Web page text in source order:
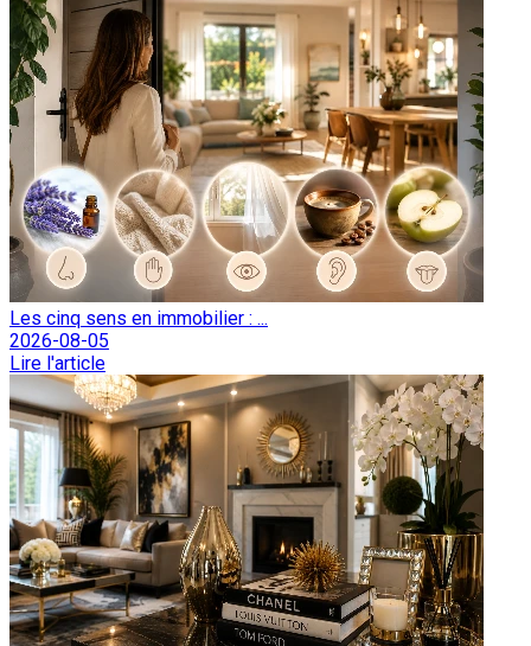
Les cinq sens en immobilier : ...
2026-08-05
Lire l'article